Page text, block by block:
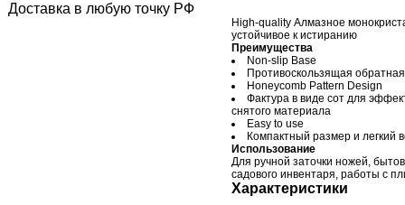
Доставка в любую точку РФ
High-quality Алмазное
устойчивое к истиранию
Преимущества
Non-slip Base
Противоскользящая
Honeycomb Pattern Design
Фактура в виде сот для
снятого материала
Easy to use
Компактный размер и легкий
Использование
Для ручной заточки ножей,
садового инвентаря, работы с
Характеристики